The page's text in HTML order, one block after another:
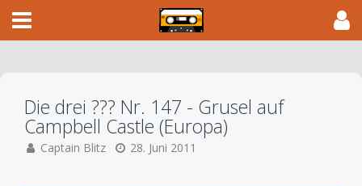
Die drei ??? Nr. 147 - Grusel auf
Campbell Castle (Europa)
Captain Blitz 28. Juni 2011